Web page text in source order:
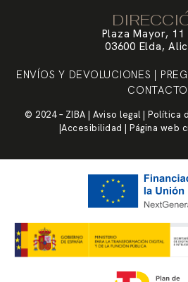
Plaza Mayor, 11
03600 Elda,
ENVÍOS Y DEVOLUCIONES |
CONTACTO
© 2024 – ZIBA | Aviso legal | Política
|Accesibilidad | Página web